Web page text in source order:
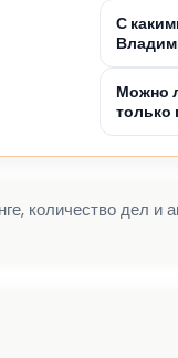
С
Можно
только
количество дел и